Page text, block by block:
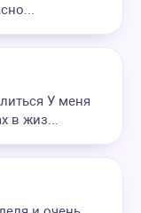
У меня
в жиз...